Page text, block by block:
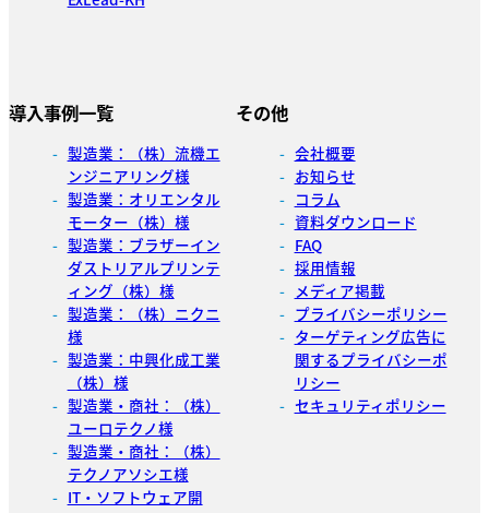
導入事例一覧
製造業：（株）流機エ
ンジニアリング様
製造業：オリエンタル
モーター（株）様
製造業：ブラザーイン
ダストリアルプリンテ
ィング（株）様
製造業：（株）ニクニ
様
製造業：中興化成工業
（株）様
製造業・商社：（株）
ユーロテクノ様
製造業・商社：（株）
テクノアソシエ様
IT・ソフトウェア開
その他
会社概要
お知らせ
コラム
資料ダウンロード
FAQ
採用情報
メディア掲載
プライバシーポリシー
ターゲティング広告に
関するプライバシーポ
リシー
セキュリティポリシー